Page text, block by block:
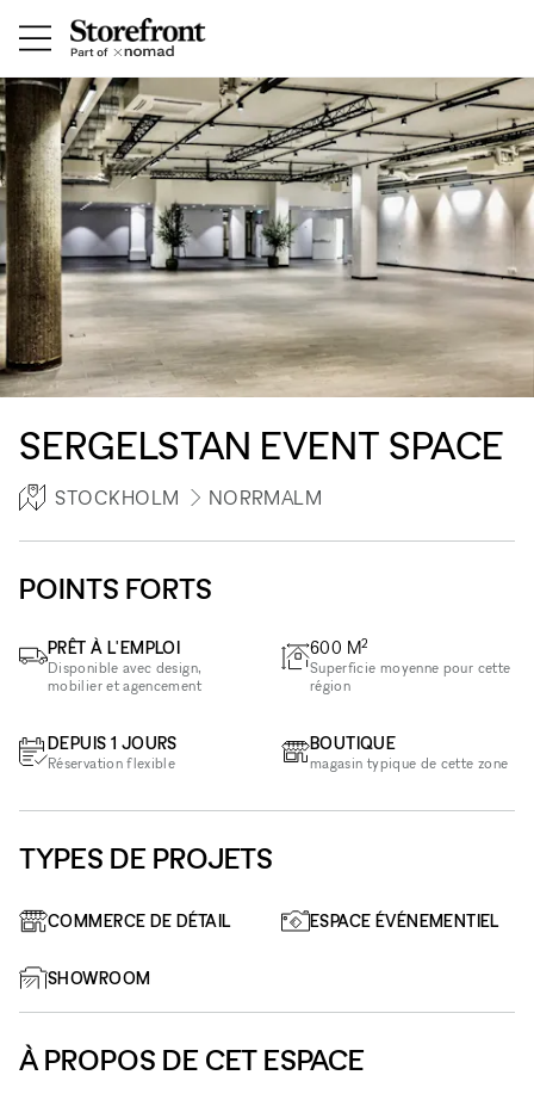
SERGELSTAN EVENT SPACE
STOCKHOLM NORRMALM
POINTS FORTS
PRÊT À L'EMPLOI
Disponible avec design,
mobilier et agencement
DEPUIS 1 JOURS
Réservation flexible
600 M2
Superficie moyenne pour cette
région
BOUTIQUE
magasin typique de cette zone
TYPES DE PROJETS
COMMERCE DE DÉTAIL ESPACE ÉVÉNEMENTIEL
SHOWROOM
À PROPOS DE CET ESPACE